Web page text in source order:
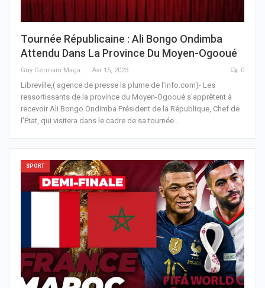
Tournée Républicaine : Ali Bongo Ondimba
Attendu Dans La Province Du Moyen-Ogooué
Guy Germain Maganga Nziengui Avr 15, 2023 0
Libreville,( agence de presse la plume de l'info.com)- Les
ressortissants de la province du Moyen-Ogooué s'apprêtent à
recevoir Ali Bongo Ondimba Président de la République, Chef de
l'État, qui visitera dans le cadre de sa tournée
SPORT